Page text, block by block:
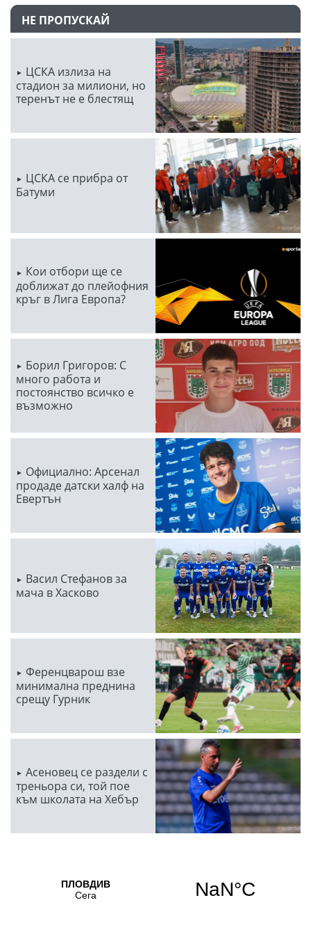
НЕ ПРОПУСКАЙ
ЦСКА излиза на
стадион за милиони, но
теренът не е блестящ
ЦСКА се прибра от
Батуми
Кои отбори ще се
доближат до плейофния
кръг в Лига Европа?
Борил Григоров: С
много работа и
постоянство всичко е
възможно
Официално: Арсенал
продаде датски халф на
Евертън
Васил Стефанов за
мача в Хасково
Ференцварош взе
минимална преднина
срещу Гурник
Асеновец се раздели с
треньора си, той пое
към школата на Хебър